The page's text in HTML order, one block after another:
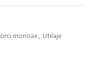
monoax, Utilaje